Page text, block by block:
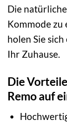
Die
Kommode zu
holen Sie
Ihr Zuhause.
Die
Remo auf